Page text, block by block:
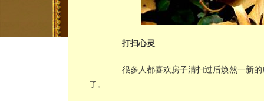
打扫心灵
很多人都喜欢房子清扫过后焕然一新的
了。